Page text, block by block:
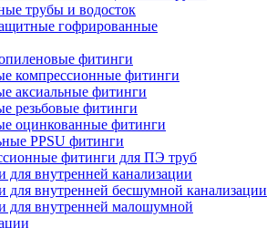
трубы и водосток
гофрированные
фитинги
компрессионные фитинги
аксиальные фитинги
резьбовые фитинги
оцинкованные фитинги
PPSU фитинги
фитинги для ПЭ труб
для внутренней канализации
для внутренней бесшумной канализации
для внутренней малошумной